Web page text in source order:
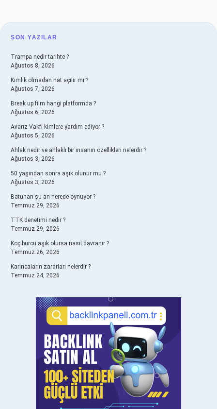
SIDEBAR
SON YAZILAR
Trampa nedir tarihte ?
Ağustos 8, 2026
Kimlik olmadan hat açılır mı ?
Ağustos 7, 2026
Break up film hangi platformda ?
Ağustos 6, 2026
Avarız Vakfı kimlere yardım ediyor ?
Ağustos 5, 2026
Ahlak nedir ve ahlaklı bir insanın özellikleri nelerdir ?
Ağustos 3, 2026
50 yaşından sonra aşık olunur mu ?
Ağustos 3, 2026
Batuhan şu an nerede oynuyor ?
Temmuz 29, 2026
TTK denetimi nedir ?
Temmuz 29, 2026
Koç burcu aşık olursa nasıl davranır ?
Temmuz 26, 2026
Karıncaların zararları nelerdir ?
Temmuz 24, 2026